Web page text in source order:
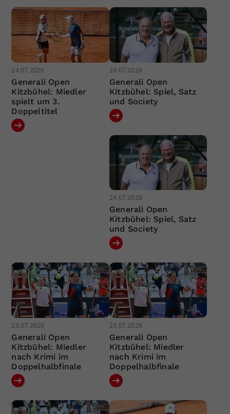
24.07.2026
Generali Open
Kitzbühel: Miedler
spielt um 3.
Doppeltitel
24.07.2026
Generali Open
Kitzbühel: Spiel, Satz
und Society
24.07.2026
Generali Open
Kitzbühel: Spiel, Satz
und Society
23.07.2026
Generali Open
Kitzbühel: Miedler
nach Krimi im
Doppelhalbfinale
23.07.2026
Generali Open
Kitzbühel: Miedler
nach Krimi im
Doppelhalbfinale